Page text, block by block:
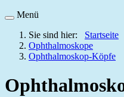
Menü
Sie sind hier: Startseite
Ophthalmoskope
Ophthalmoskop-Köpfe